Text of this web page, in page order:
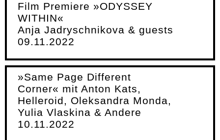
Film Premiere »ODYSSEY
WITHIN«
Anja Jadryschnikova & guests
09.11.2022
»Same Page Different
Corner« mit Anton Kats,
Helleroid, Oleksandra Monda,
Yulia Vlaskina & Andere
10.11.2022